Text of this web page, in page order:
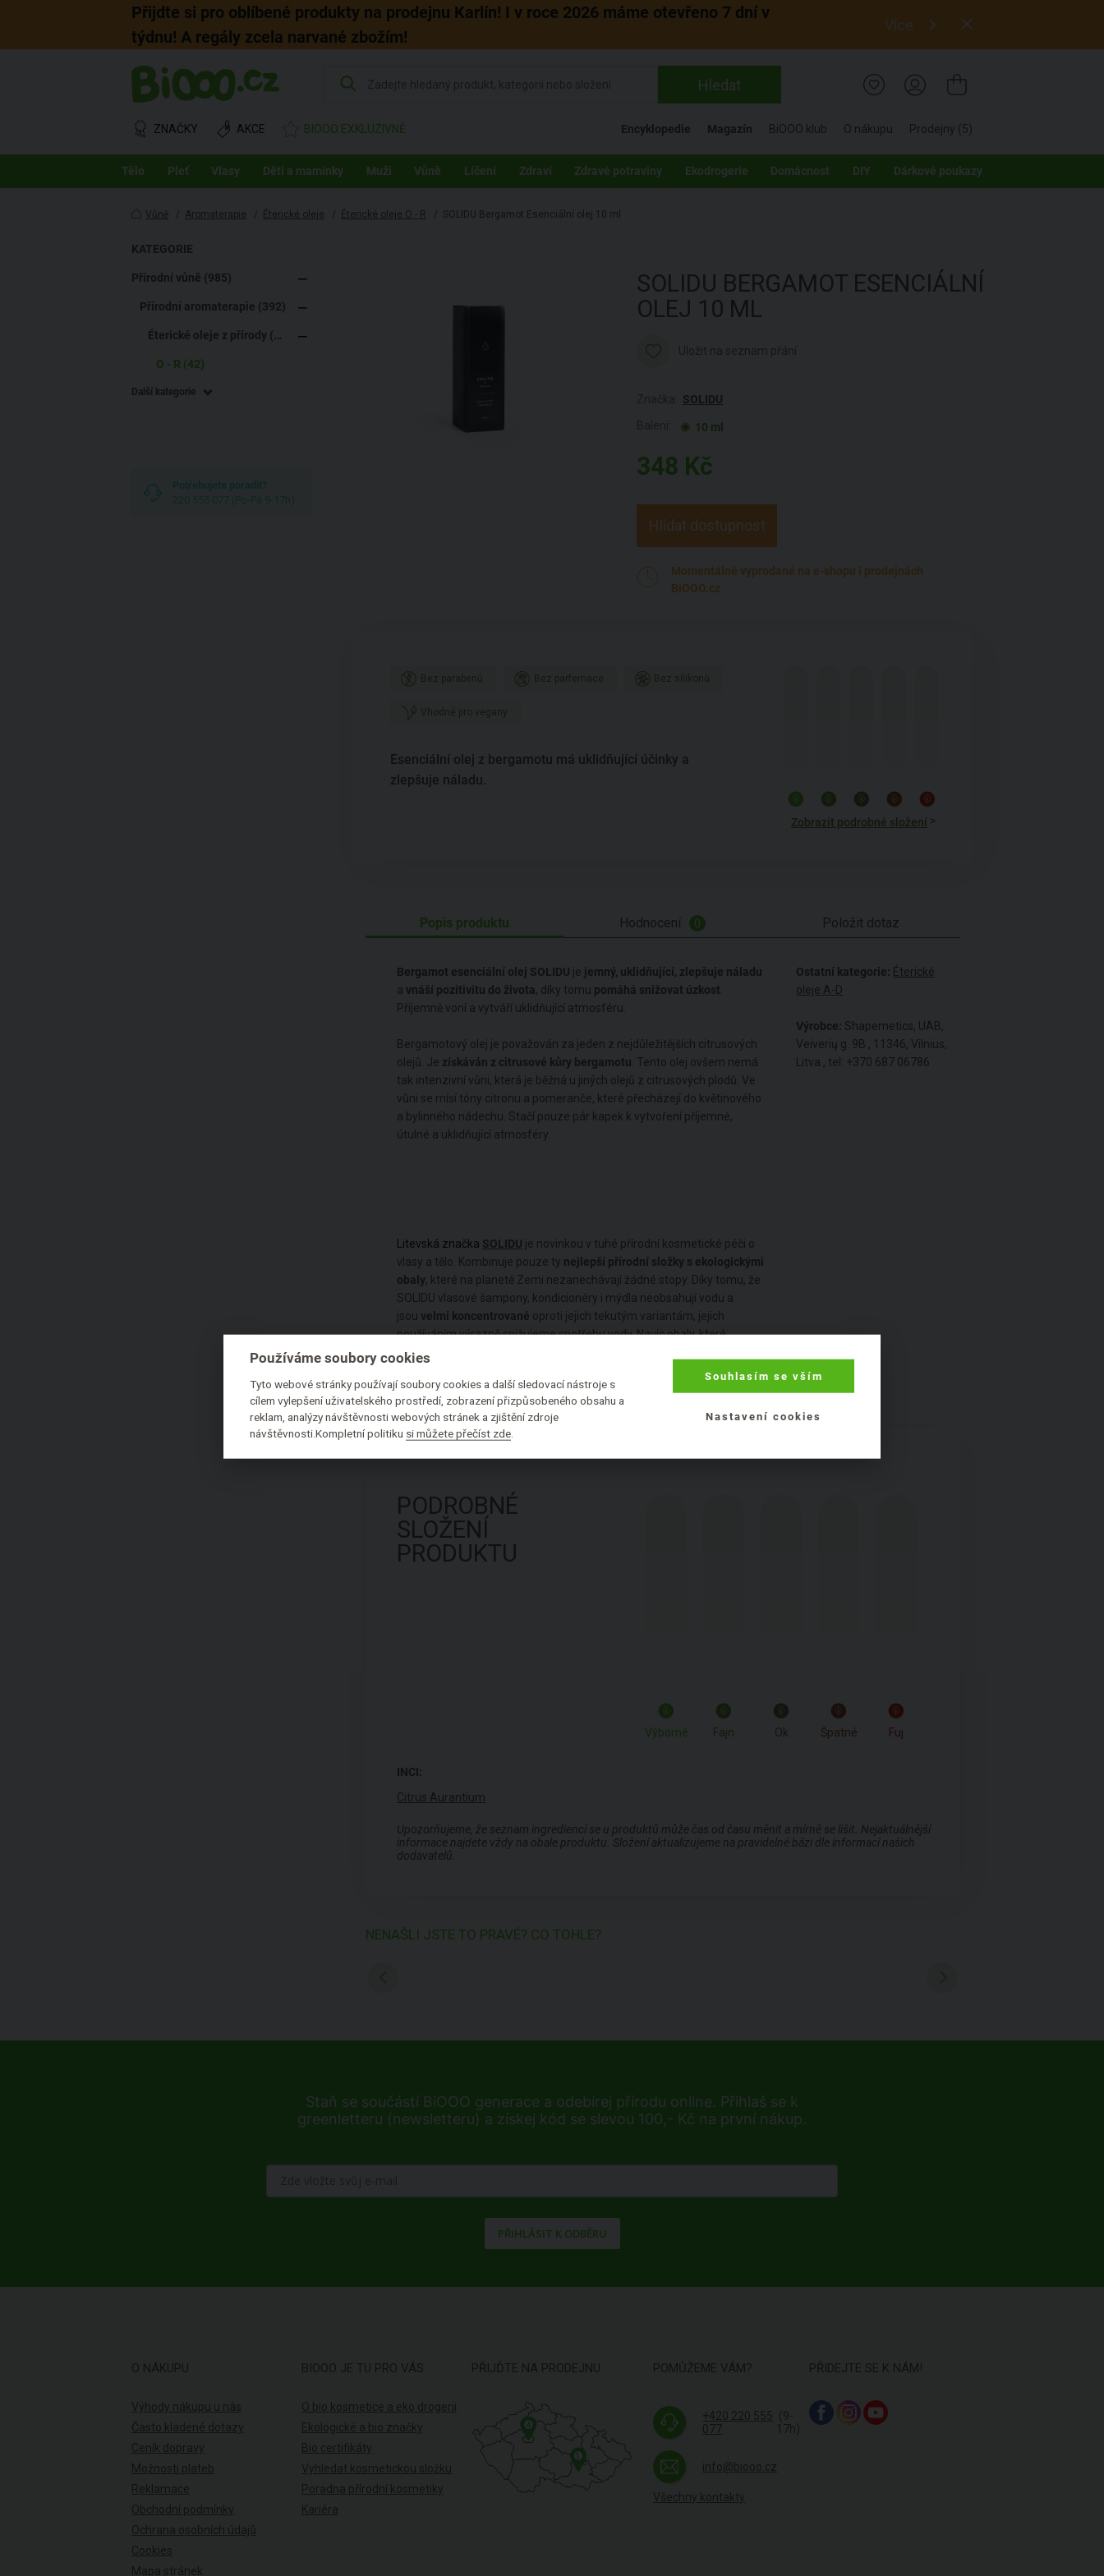
Přijdte si pro oblíbené produkty na prodejnu Karlín! I v roce 2026 máme otevřeno 7 dní v
týdnu! A regály zcela narvané zbožím!
Více
Hledat
ZNAČKY AKCE BIOOO EXKLUZIVNĚ Encyklopedie Magazín BiOOO klub O nákupu Prodejny (5)
Tělo Pleť Vlasy Děti a maminky Muži Vůně Líčení Zdraví Zdravé potraviny Ekodrogerie Domácnost DIY Dárkové poukazy
Vůně / Aromaterapie / Éterické oleje / Éterické oleje O - R / SOLIDU Bergamot Esenciální olej 10 ml
KATEGORIE
Přírodní vůně (985)
Přírodní aromaterapie (392)
Éterické oleje z přírody (283)
O - R (42)
Další kategorie
SOLIDU BERGAMOT ESENCIÁLNÍ
OLEJ 10 ML
SOLIDU
10 ml
348 Kč
Hlídat dostupnost
Momentálně vyprodané na e-shopu i prodejnách
BiOOO.cz
Bez parabenů Bez parfemace Bez silikonů
Vhodné pro vegany
Esenciální olej z bergamotu má uklidňující účinky a
zlepšuje náladu.
Zobrazit podrobné složení >
Popis produktu Hodnocení 0 Položit dotaz
Bergamot esenciální olej SOLIDU je jemný, uklidňující, zlepšuje náladu
a vnáší pozitivitu do života, díky tomu pomáhá snižovat úzkost
Příjemně voní a vytváří uklidňující atmosféru.
Bergamotový olej je považován za jeden z nejdůležitějších citrusových
olejů. Je získáván z citrusové kůry bergamotu . Tento olej ovšem nemá
tak intenzivní vůni, která je běžná u jiných olejů z citrusových plodů. Ve
vůni se mísí tóny citronu a pomeranče, které přecházejí do květinového
a bylinného nádechu. Stačí pouze pár kapek k vytvoření příjemné,
útulné a uklidňující atmosféry.
Litevská značka SOLIDU je novinkou v tuhé přírodní kosmetické péči o
vlasy a tělo. Kombinuje pouze ty nejlepší přírodní složky s ekologickými
obaly, které na planetě Zemi nezanechávají žádné stopy. Díky tomu, že
SOLIDU vlasové šampony, kondicionéry i mýdla neobsahují vodu a
jsou velmi koncentrované oproti jejich tekutým variantám, jejich
používáním výrazně snižujeme spotřebu vody. Navíc obaly, které
SOLIDU používá, jsou nejen
Ostatní kategorie: Éterické
oleje A-D
Výrobce: Shapemetics, UAB,
Veiverių g. 9B , 11346, Vilnius,
Litva , tel: +370 687 06786
PODROBNÉ
SLOŽENÍ
PRODUKTU
Výborné Fajn Ok Špatné Fuj
INCI:
Citrus Aurantium
Upozorňujeme, že seznam ingrediencí se u produktů může čas od času měnit a mírně se lišit. Nejaktuálnější
informace najdete vždy na obale produktu. Složení aktualizujeme na pravidelné bázi dle informací našich
dodavatelů.
NENAŠLI JSTE TO PRAVÉ? CO TOHLE?
Staň se součástí BiOOO generace a odebírej přírodu online. Přihlaš se k
greenletteru (newsletteru) a získej kód se slevou 100,- Kč na první nákup.
PŘIHLÁSIT K ODBĚRU
O NÁKUPU
Výhody nákupu u nás
Často kladené dotazy
Ceník dopravy
Možnosti plateb
Reklamace
Obchodní podmínky
Ochrana osobních údajů
Cookies
Mapa stránek
BIOOO JE TU PRO VÁS
O bio kosmetice a eko drogerii
Ekologické a bio značky
Bio certifikáty
Vyhledat kosmetickou složku
Poradna přírodní kosmetiky
Kariéra
PŘIJĎTE NA PRODEJNU
4
POMŮŽEME VÁM?
+420 220 555
077
(9-
17h)
info@biooo.cz
Všechny kontakty
PŘIDEJTE SE K NÁM!
Používáme soubory cookies
Tyto webové stránky používají soubory cookies a další sledovací nástroje s
cílem vylepšení uživatelského prostředí, zobrazení přizpůsobeného obsahu a
reklam, analýzy návštěvnosti webových stránek a zjištění zdroje
návštěvnosti.Kompletní politiku si můžete přečíst zde
Souhlasím se vším
Nastavení cookies